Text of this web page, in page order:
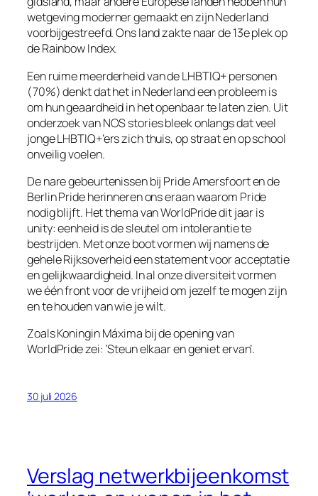
wetgeving moderner gemaakt en zijn Nederland
voorbijgestreefd. Ons land zakte naar de 13e plek op
de Rainbow Index.
Een ruime meerderheid van de LHBTIQ+ personen
(70%) denkt dat het in Nederland een probleem is
om hun geaardheid in het openbaar te laten zien. Uit
onderzoek van NOS stories bleek onlangs dat veel
jonge LHBTIQ+’ers zich thuis, op straat en op school
onveilig voelen.
De nare gebeurtenissen bij Pride Amersfoort en de
Berlin Pride herinneren ons eraan waarom Pride
nodig blijft. Het thema van WorldPride dit jaar is
unity: eenheid is de sleutel om intolerantie te
bestrijden. Met onze boot vormen wij namens de
gehele Rijksoverheid een statement voor acceptatie
en gelijkwaardigheid. In al onze diversiteit vormen
we één front voor de vrijheid om jezelf te mogen zijn
en te houden van wie je wilt.
Zoals Koningin Máxima bij de opening van
WorldPride zei: ‘Steun elkaar en geniet ervan’.
30 juli 2026
Verslag netwerkbijeenkomst